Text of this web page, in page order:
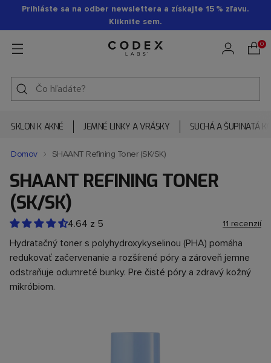
Prihláste sa na odber newslettera a získajte 15 % zľavu.
Kliknite sem.
0
SKLON K AKNÉ JEMNÉ LINKY A VRÁSKY SUCHÁ A ŠUPINATÁ
Domov SHAANT Refining Toner (SK/SK)
SHAANT REFINING TONER
(SK/SK)
4.64 z 5 11 recenzií
Hydratačný toner s polyhydroxykyselinou (PHA) pomáha
redukovať začervenanie a rozšírené póry a zároveň jemne
odstraňuje odumreté bunky. Pre čisté póry a zdravý kožný
mikróbiom.
Pridanie
produktu
košíka